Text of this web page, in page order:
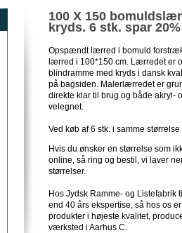
100 X 150
kryds. 6 stk. spar 20%
Opspændt lærred i bomuld
lærred i 100*150 cm. Lærredet er
blindramme med kryds i dansk
på bagsiden. Malerlærredet er
direkte klar til brug og både akryl-
velegnet.
Ved køb af 6 stk. i samme
Hvis du ønsker en størrelse som
online, så ring og bestil, vi laver
størrelser.
Hos Jydsk Ramme- og Listefabrik
end 40 års ekspertise, så hos os
produkter i højeste kvalitet,
værksted i Aarhus C.